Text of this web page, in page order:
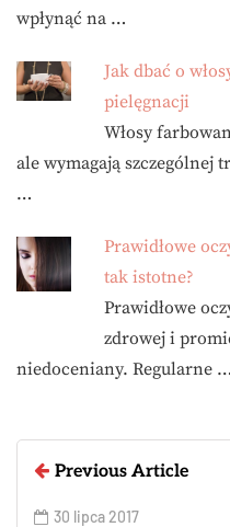
wpłynąć na …
Jak dbać o
pielęgnacji
Włosy
ale wymagają szczególnej
…
Prawidłowe
tak istotne?
Prawidłowe
zdrowej i
niedoceniany. Regularne …
Previous Article
30 lipca 2017